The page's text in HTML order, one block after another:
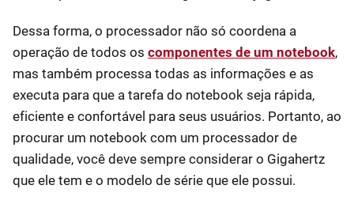
Dessa forma, o processador não só coordena a
operação de todos os componentes de um notebook,
mas também processa todas as informações e as
executa para que a tarefa do notebook seja rápida,
eficiente e confortável para seus usuários. Portanto, ao
procurar um notebook com um processador de
qualidade, você deve sempre considerar o Gigahertz
que ele tem e o modelo de série que ele possui.